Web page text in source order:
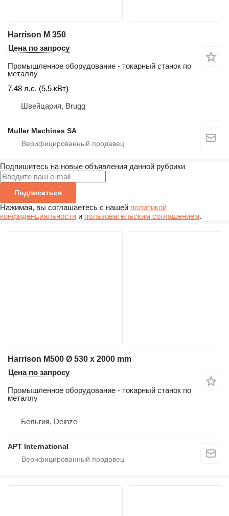
Harrison M 350
Цена по запросу
Промышленное оборудование - токарный станок по
металлу
7.48 л.с. (5.5 кВт)
Швейцария, Brugg
Muller Machines SA
Подпишитесь на новые объявления данной рубрики
Подписаться
Нажимая, вы соглашаетесь с нашей политикой
конфиденциальности и пользовательским соглашением.
Harrison M500 Ø 530 x 2000 mm
Цена по запросу
Промышленное оборудование - токарный станок по
металлу
Бельгия, Deinze
APT International